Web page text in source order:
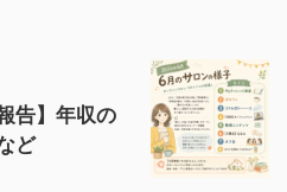
告】年収の
ど